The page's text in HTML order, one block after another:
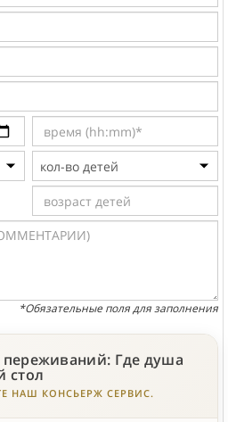
*Обязательные поля для заполнения
переживаний: Где душа
стол
НАШ КОНСЬЕРЖ СЕРВИС.